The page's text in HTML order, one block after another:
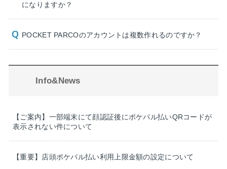
になりますか？
POCKET PARCOのアカウントは複数作れるのですか？
Info&News
【ご案内】一部端末にて顔認証後にポケパル払いQRコードが
表示されない件について
【重要】店頭ポケパル払い利用上限金額の設定について